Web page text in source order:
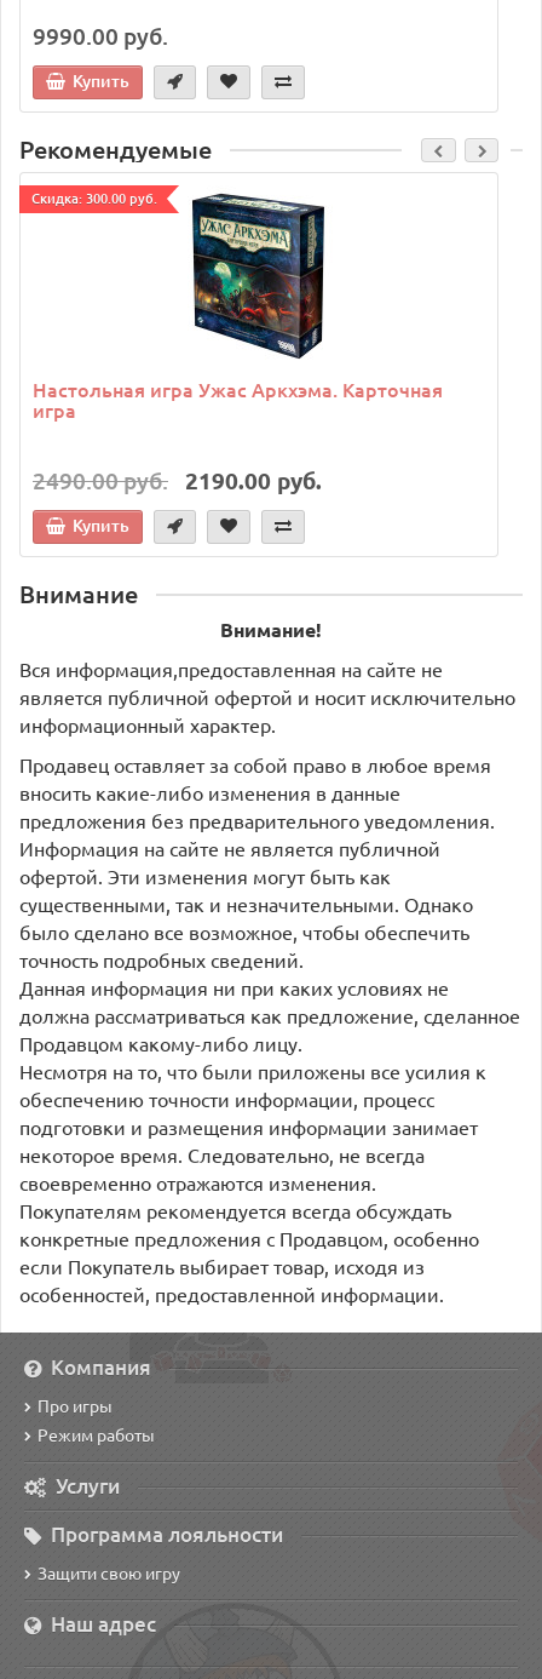
9990.00 руб.
Купить
Рекомендуемые
Cкидка: 300.00 руб.
Настольная игра Ужас Аркхэма. Карточная
игра
2490.00 руб. 2190.00 руб.
Купить
Внимание
Внимание!
Вся информация,предоставленная на сайте не
является публичной офертой и носит исключительно
информационный характер.
Продавец оставляет за собой право в любое время
вносить какие-либо изменения в данные
предложения без предварительного уведомления.
Информация на сайте не является публичной
офертой. Эти изменения могут быть как
существенными, так и незначительными. Однако
было сделано все возможное, чтобы обеспечить
точность подробных сведений.
Данная информация ни при каких условиях не
должна рассматриваться как предложение, сделанное
Продавцом какому-либо лицу.
Несмотря на то, что были приложены все усилия к
обеспечению точности информации, процесс
подготовки и размещения информации занимает
некоторое время. Следовательно, не всегда
своевременно отражаются изменения.
Покупателям рекомендуется всегда обсуждать
конкретные предложения с Продавцом, особенно
если Покупатель выбирает товар, исходя из
особенностей, предоставленной информации.
Компания
Про игры
Режим работы
Услуги
Программа лояльности
Защити свою игру
Наш адрес